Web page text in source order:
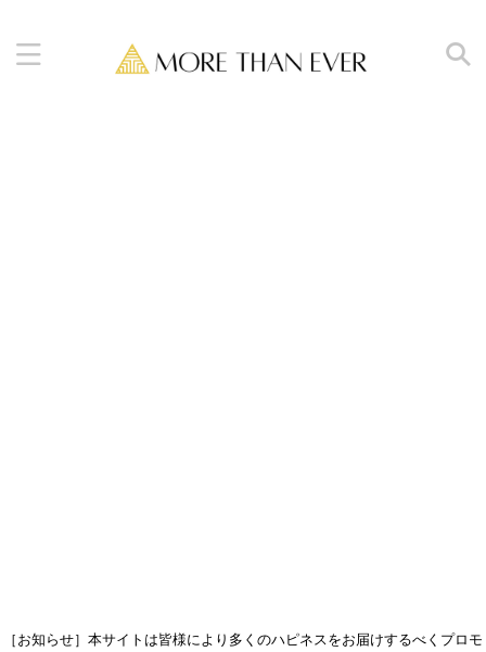
［お知らせ］本サイトは皆様により多くのハピネスをお届けするべくプロモ